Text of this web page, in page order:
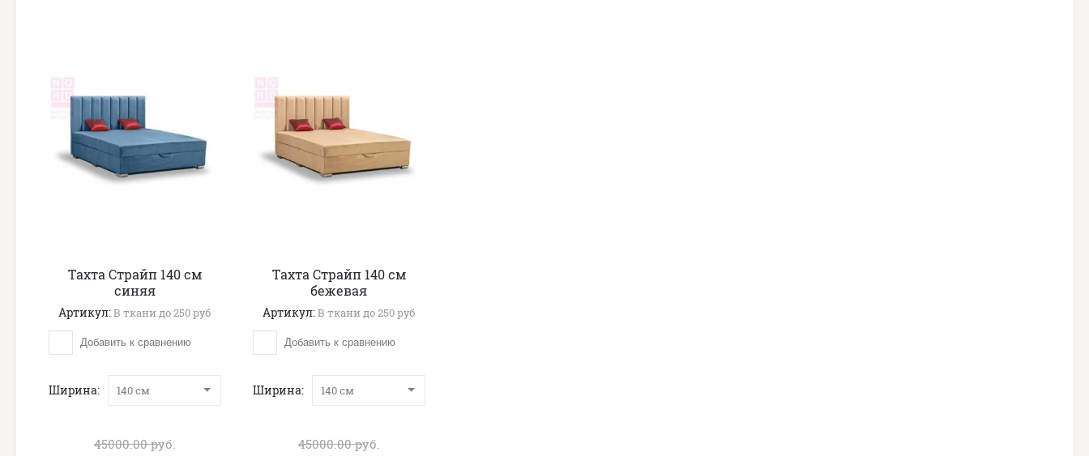
Тахта Страйп 140 см
синяя
Артикул:В ткани до 250 руб
Добавить к сравнению
Ширина 140 см
45000.00руб.
Тахта Страйп 140 см
бежевая
Артикул:В ткани до 250 руб
Добавить к сравнению
Ширина 140 см
45000.00руб.